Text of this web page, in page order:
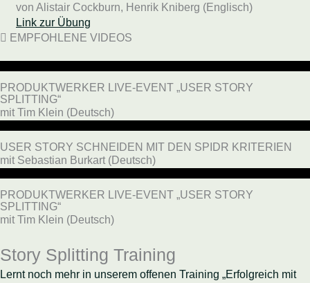
von Alistair Cockburn, Henrik Kniberg (Englisch)
Link zur Übung
EMPFOHLENE VIDEOS
PRODUKTWERKER LIVE-EVENT „USER STORY
SPLITTING“
mit Tim Klein (Deutsch)
USER STORY SCHNEIDEN MIT DEN SPIDR KRITERIEN
mit Sebastian Burkart (Deutsch)
PRODUKTWERKER LIVE-EVENT „USER STORY
SPLITTING“
mit Tim Klein (Deutsch)
Story Splitting Training
Lernt noch mehr in unserem offenen Training „Erfolgreich mit